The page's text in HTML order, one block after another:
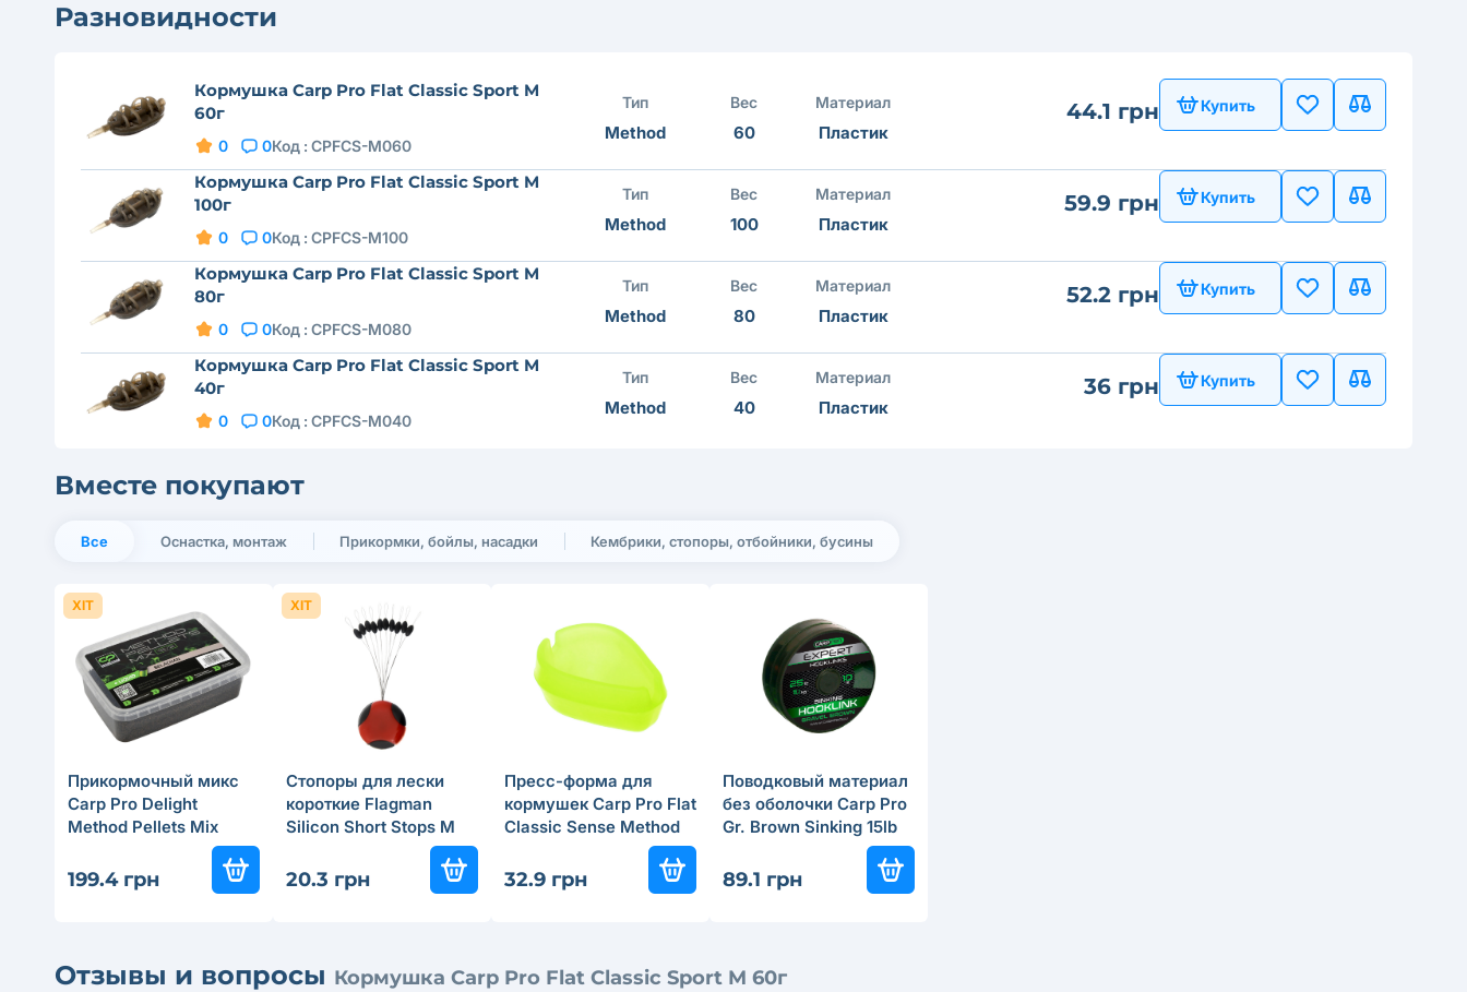
Разновидности
Кормушка Carp Pro Flat Classic Sport M
60г
0 0Код : CPFCS-M060
Тип
Method
Вес
60
Материал
Пластик
44.1 грн Купить
Кормушка Carp Pro Flat Classic Sport M
100г
0 0Код : CPFCS-M100
Тип
Method
Вес
100
Материал
Пластик
59.9 грн Купить
Кормушка Carp Pro Flat Classic Sport M
80г
0 0Код : CPFCS-M080
Тип
Method
Вес
80
Материал
Пластик
52.2 грн Купить
Кормушка Carp Pro Flat Classic Sport M
40г
0 0Код : CPFCS-M040
Тип
Method
Вес
40
Материал
Пластик
36 грн Купить
Вместе покупают
Все Оснастка, монтаж Прикормки, бойлы, насадки Кембрики, стопоры, отбойники, бусины
ХІТ
Прикормочный микс
Carp Pro Delight
Method Pellets Mix
1.5/2мм Belachan +
Ликвид
199.4 грн
ХІТ
Стопоры для лески
короткие Flagman
Silicon Short Stops M
20.3 грн
Пресс-форма для
кормушек Carp Pro Flat
Classic Sense Method
32.9 грн
Поводковый материал
без оболочки Carp Pro
Gr. Brown Sinking 15lb
89.1 грн
Отзывы и вопросы Кормушка Carp Pro Flat Classic Sport M 60г